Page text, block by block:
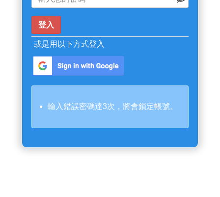
或是用以下方式登入
輸入錯誤密碼達3次，將會鎖定帳號。